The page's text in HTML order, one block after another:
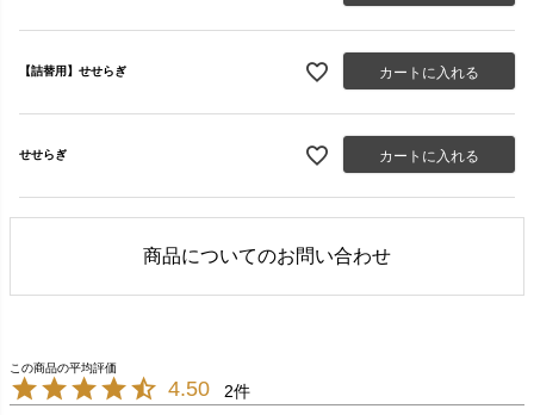
【詰替用】せせらぎ カートに入れる
せせらぎ カートに入れる
商品についてのお問い合わせ
4.50 2